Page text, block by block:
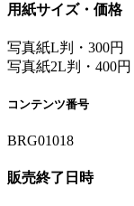
用紙サイズ・価格
写真紙L判・300円
写真紙2L判・400円
コンテンツ番号
BRG01018
販売終了日時